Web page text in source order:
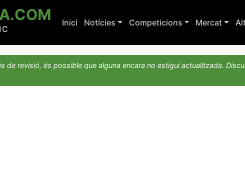
Inici Notícies Competicions Mercat
de revisió, és possible que alguna encara no estigui actualitzada.